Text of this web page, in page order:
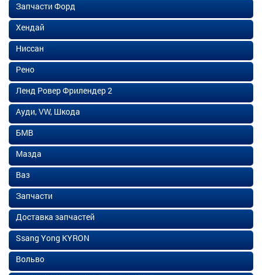
Запчасти Форд
Хендай
Ниссан
Рено
Ленд Ровер Фрилендер 2
Ауди, VW, Шкода
БМВ
Мазда
Ваз
Запчасти
Доставка запчастей
Ssang Yong KYRON
Вольво